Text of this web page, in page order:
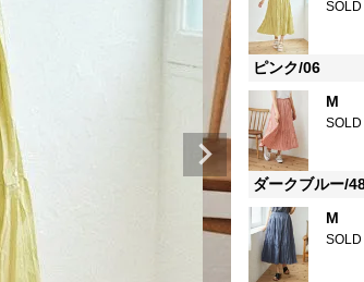
ピンク/06
M
ダークブルー/
M